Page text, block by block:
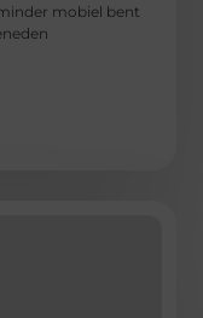
mobiel bent